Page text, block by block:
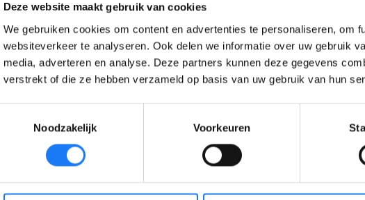
Deze website maakt gebruik van cookies
We gebruiken cookies om content en advertenties te personaliseren, om
websiteverkeer te analyseren. Ook delen we informatie over uw gebruik
media, adverteren en analyse. Deze partners kunnen deze gegevens
verstrekt of die ze hebben verzameld op basis van uw gebruik van hun
Noodzakelijk
Voorkeuren
die nieuwe vriend?
Lees:
Ik wil mijn